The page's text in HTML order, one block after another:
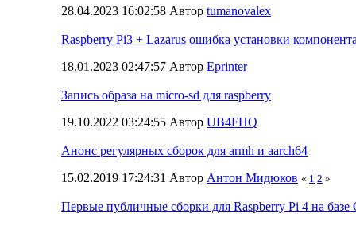
28.04.2023 16:02:58 Автор tumanovalex
Raspberry Pi3 + Lazarus ошибка установки
18.01.2023 02:47:57 Автор Eprinter
Запись образа на micro-sd для raspberry
19.10.2022 03:24:55 Автор UB4FHQ
Анонс регулярных сборок для armh и aarch64
15.02.2019 17:24:31 Автор Антон Мидюков « 1 2 »
Первые публичные сборки для Raspberry Pi 4 на базе